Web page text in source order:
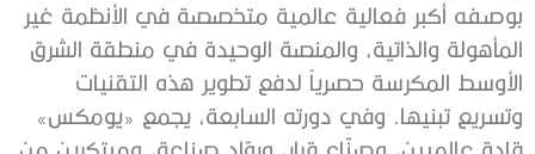
بوصفه أكبر فعالية عالمية متخصصة في الأنظمة غير
المأهولة والذاتية، والمنصة الوحيدة في منطقة الشرق
الأوسط المكرسة حصرياً لدفع تطوير هذه التقنيات
وتسريع تبنيها. وفي دورته السابعة، يجمع «يومكس»
قادة عالميين، وصنّاع قرار، وروّاد صناعة، ومبتكرين من